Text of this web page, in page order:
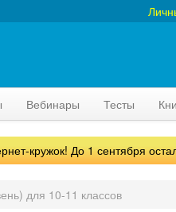
Вебинары Тесты
кружок! До 1 сентября
для 10-11 классов